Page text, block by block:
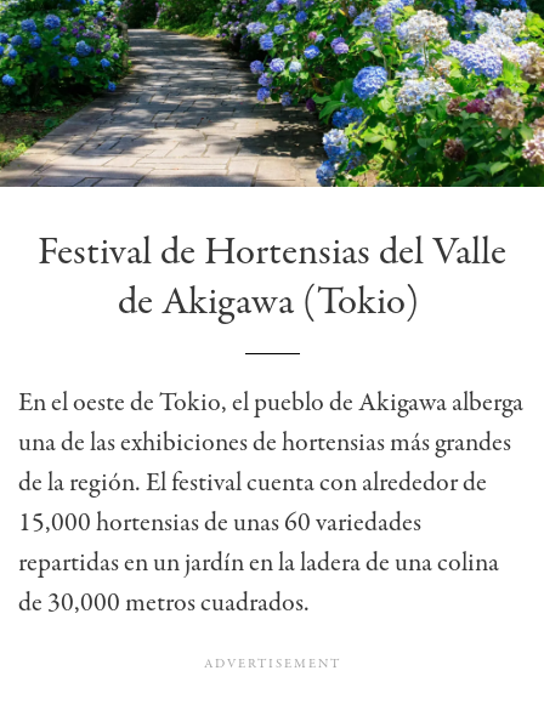
Festival de Hortensias del Valle
de Akigawa (Tokio)
En el oeste de Tokio, el pueblo de Akigawa alberga
una de las exhibiciones de hortensias más grandes
de la región. El festival cuenta con alrededor de
15,000 hortensias de unas 60 variedades
repartidas en un jardín en la ladera de una colina
de 30,000 metros cuadrados.